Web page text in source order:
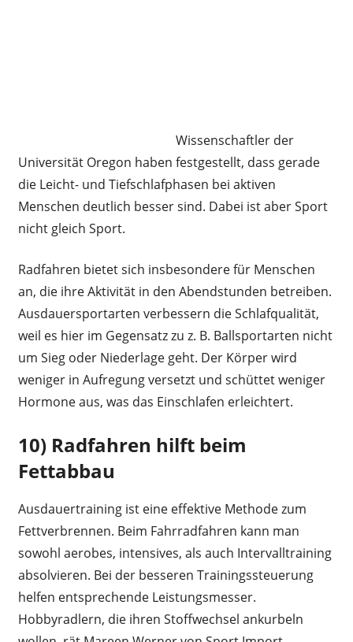
Wissenschaftler der
Universität Oregon haben festgestellt, dass gerade
die Leicht- und Tiefschlafphasen bei aktiven
Menschen deutlich besser sind. Dabei ist aber Sport
nicht gleich Sport.
Radfahren bietet sich insbesondere für Menschen
an, die ihre Aktivität in den Abendstunden betreiben.
Ausdauersportarten verbessern die Schlafqualität,
weil es hier im Gegensatz zu z. B. Ballsportarten nicht
um Sieg oder Niederlage geht. Der Körper wird
weniger in Aufregung versetzt und schüttet weniger
Hormone aus, was das Einschlafen erleichtert.
10) Radfahren hilft beim
Fettabbau
Ausdauertraining ist eine effektive Methode zum
Fettverbrennen. Beim Fahrradfahren kann man
sowohl aerobes, intensives, als auch Intervalltraining
absolvieren. Bei der besseren Trainingssteuerung
helfen entsprechende Leistungsmesser.
Hobbyradlern, die ihren Stoffwechsel ankurbeln